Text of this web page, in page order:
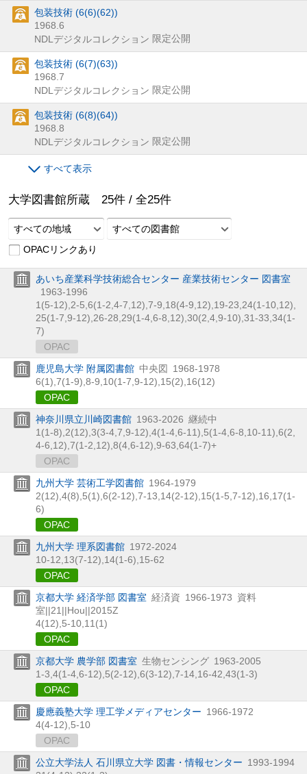
包装技術 (6(6)(62))
1968.6
NDLデジタルコレクション 限定公開
包装技術 (6(7)(63))
1968.7
NDLデジタルコレクション 限定公開
包装技術 (6(8)(64))
1968.8
NDLデジタルコレクション 限定公開
すべて表示
大学図書館所蔵 25件 / 全25件
すべての地域
すべての図書館
OPACリンクあり
あいち産業科学技術総合センター 産業技術センター 図書室
1963-1996
1(5-12), 2-5, 6(1-2, 4-7, 12), 7-9, 18(4-9, 12), 19-23, 24(1-10, 12),
25(1-7, 9-12), 26-28, 29(1-4, 6-8, 12), 30(2, 4, 9-10), 31-33, 34(1-
7)
OPAC
鹿児島大学 附属図書館 中央図 1968-1978
6(1), 7(1-9), 8-9, 10(1-7, 9-12), 15(2), 16(12)
OPAC
神奈川県立川崎図書館 1963-2026 継続中
1(1-8), 2(12), 3(3-4, 7, 9-12), 4(1-4, 6-11), 5(1-4, 6-8, 10-11), 6(2,
4-6, 12), 7(1-2, 12), 8(4, 6-12), 9-63, 64(1-7)+
OPAC
九州大学 芸術工学図書館 1964-1979
2(12), 4(8), 5(1), 6(2-12), 7-13, 14(2-12), 15(1-5, 7-12), 16, 17(1-
6)
OPAC
九州大学 理系図書館 1972-2024
10-12, 13(7-12), 14(1-6), 15-62
OPAC
京都大学 経済学部 図書室 経済資 1966-1973 資料
室||21||Hou||2015Z
4(12), 5-10, 11(1)
OPAC
京都大学 農学部 図書室 生物センシング 1963-2005
1-3, 4(1-4, 6-12), 5(2-12), 6(3-12), 7-14, 16-42, 43(1-3)
OPAC
慶應義塾大学 理工学メディアセンター 1966-1972
4(4-12), 5-10
OPAC
公立大学法人 石川県立大学 図書・情報センター 1993-1994